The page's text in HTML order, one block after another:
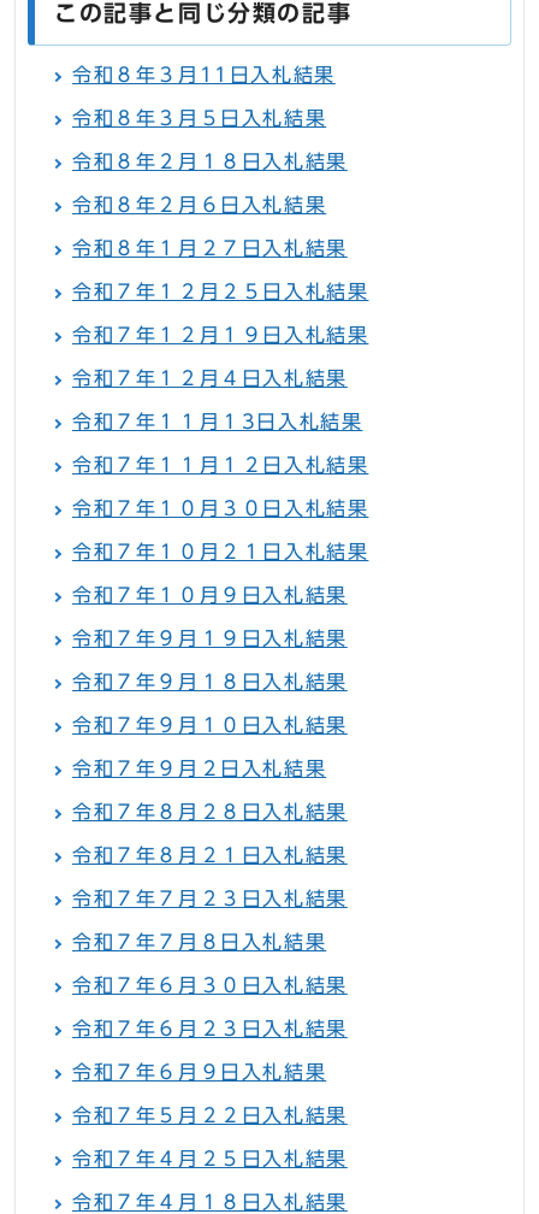
この記事と同じ分類の記事
令和８年３月11日入札結果
令和８年３月５日入札結果
令和８年２月１８日入札結果
令和８年２月６日入札結果
令和８年１月２７日入札結果
令和７年１２月２５日入札結果
令和７年１２月１９日入札結果
令和７年１２月４日入札結果
令和７年１１月１3日入札結果
令和７年１１月１２日入札結果
令和７年１０月３０日入札結果
令和７年１０月２１日入札結果
令和７年１０月９日入札結果
令和７年９月１９日入札結果
令和７年９月１８日入札結果
令和７年９月１０日入札結果
令和７年９月２日入札結果
令和７年８月２８日入札結果
令和７年８月２１日入札結果
令和７年７月２３日入札結果
令和７年７月８日入札結果
令和７年６月３０日入札結果
令和７年６月２３日入札結果
令和７年６月９日入札結果
令和７年５月２２日入札結果
令和７年４月２５日入札結果
令和７年４月１８日入札結果